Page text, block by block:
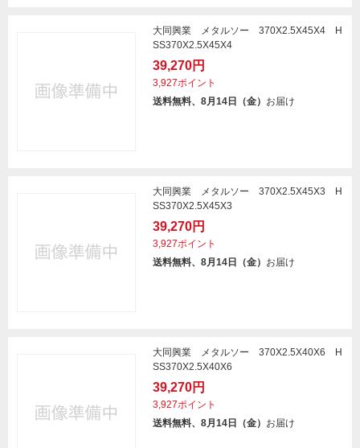
大同興業 メタルソー 370X2.5X45X4 H
SS370X2.5X45X4
39,270円
3,927ポイント
送料無料、8月14日（金） お届け
大同興業 メタルソー 370X2.5X45X3 H
SS370X2.5X45X3
39,270円
3,927ポイント
送料無料、8月14日（金） お届け
大同興業 メタルソー 370X2.5X40X6 H
SS370X2.5X40X6
39,270円
3,927ポイント
送料無料、8月14日（金） お届け